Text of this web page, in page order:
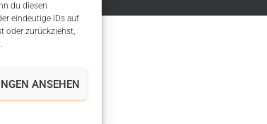
du diesen
eindeutige IDs auf
oder zurückziehst,
ANSEHEN